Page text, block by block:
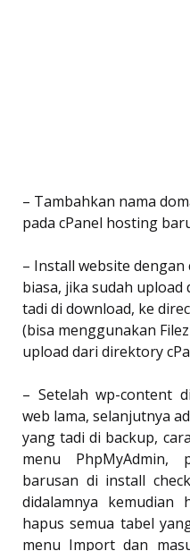
– Tambahkan nama
pada cPanel hosting
– Install website
biasa, jika sudah
tadi di download, ke
(bisa menggunakan
upload dari direktory
– Setelah wp-content
web lama, selanjutnya
yang tadi di backup,
menu
barusan di install
didalamnya kemudian
hapus semua tabel
menu Import dan